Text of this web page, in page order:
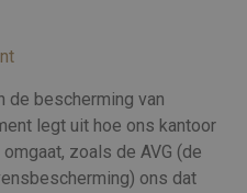
de bescherming van
legt uit hoe ons kantoor
zoals de AVG (de
ons dat